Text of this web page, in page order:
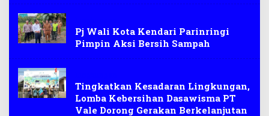
Pj Wali Kota Kendari Parinringi
Pimpin Aksi Bersih Sampah
Tingkatkan Kesadaran Lingkungan,
Lomba Kebersihan Dasawisma PT
Vale Dorong Gerakan Berkelanjutan